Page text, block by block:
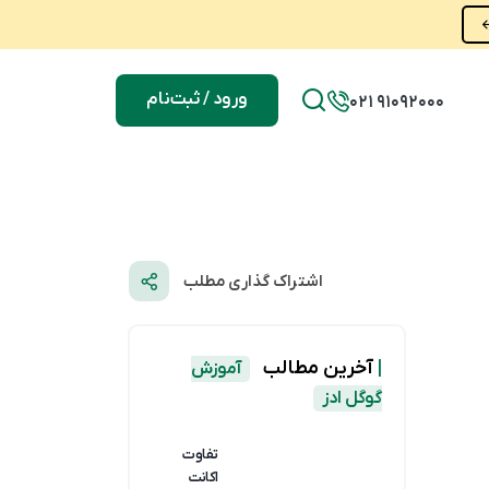
021 91092000 ورود / ثبت‌نام
اشتراک گذاری مطلب
آخرین مطالب
آموزش
گوگل ادز
تفاوت
اکانت